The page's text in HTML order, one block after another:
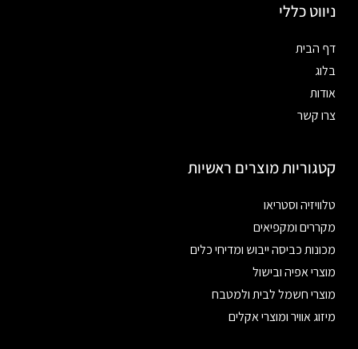
ניווט כללי
דף הבית
בלוג
אודות
צרו קשר
קטגוריות מוצרים ראשיות
טלוויזיה וסטריאו
מקררים ומקפיאים
מכונות כביסה ייבוש ומדיחי כלים
מוצרי אפיה ובישול
מוצרי חשמל לבית ולמטבח
מיזוג אוויר ומוצרי אקלים